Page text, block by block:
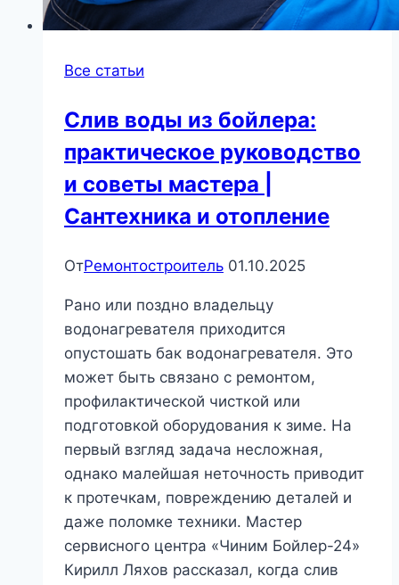
Все статьи
Слив воды из бойлера:
практическое руководство
и советы мастера |
Сантехника и отопление
ОтРемонтостроитель 01.10.2025
Рано или поздно владельцу
водонагревателя приходится
опустошать бак водонагревателя. Это
может быть связано с ремонтом,
профилактической чисткой или
подготовкой оборудования к зиме. На
первый взгляд задача несложная,
однако малейшая неточность приводит
к протечкам, повреждению деталей и
даже поломке техники. Мастер
сервисного центра «Чиним Бойлер-24»
Кирилл Ляхов рассказал, когда слив